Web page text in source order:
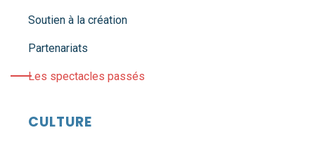
Soutien à la création
Partenariats
Les spectacles passés
CULTURE